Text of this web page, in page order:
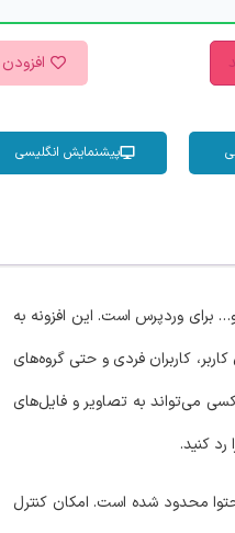
افزودن
پیشنمایش انگلیسی
برای وردپرس است. این افزونه به
کاربران فردی و حتی گروه‌های
می‌تواند به تصاویر و فایل‌های
کنید.
محدود شده است. امکان کنترل